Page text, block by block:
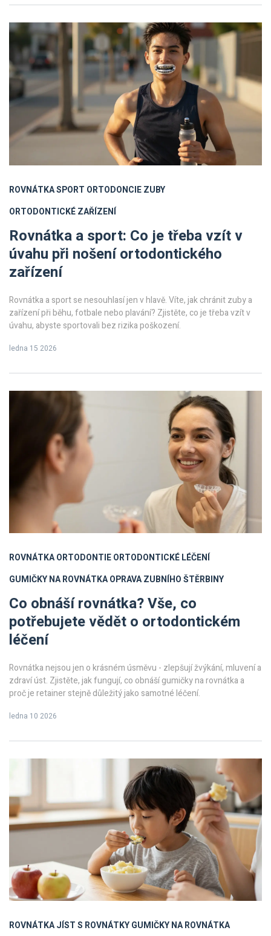
ROVNÁTKASPORT ORTODONCIEZUBY
ORTODONTICKÉ ZAŘÍZENÍ
Rovnátka a sport: Co je třeba vzít v
úvahu při nošení ortodontického
zařízení
Rovnátka a sport se nesouhlasí jen v hlavě. Víte, jak chránit zuby a
zařízení při běhu, fotbale nebo plavání? Zjistěte, co je třeba vzít v
úvahu, abyste sportovali bez rizika poškození.
ledna 15 2026
ROVNÁTKAORTODONTIEORTODONTICKÉ LÉČENÍ
GUMIČKY NA ROVNÁTKAOPRAVA ZUBNÍHO ŠTĚRBINY
Co obnáší rovnátka? Vše, co
potřebujete vědět o ortodontickém
léčení
Rovnátka nejsou jen o krásném úsměvu - zlepšují žvýkání, mluvení a
zdraví úst. Zjistěte, jak fungují, co obnáší gumičky na rovnátka a
proč je retainer stejně důležitý jako samotné léčení.
ledna 10 2026
ROVNÁTKAJÍST S ROVNÁTKYGUMIČKY NA ROVNÁTKA